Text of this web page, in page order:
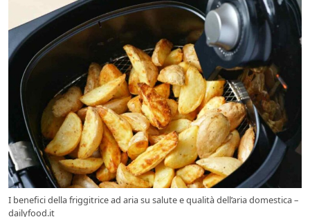
I benefici della friggitrice ad aria su salute e qualità dell’aria domestica –
dailyfood.it